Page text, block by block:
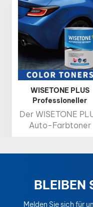
WISETONE PLUS
Professioneller
Farbtoner 1K
2K Decklack
Der WISETONE
Auto-Farbtoner
Farbgenauigkeit
ist damit die
Wahl für
BLEIBEN
Melden Sie sich für